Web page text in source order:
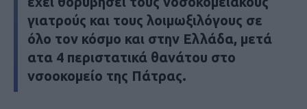
γιατρούς και τους λοιμωξιλόγους σε
όλο τον κόσμο και στην Ελλάδα, μετά
ατα 4 περιστατικά θανάτου στο
νσοοκομείο της Πάτρας.